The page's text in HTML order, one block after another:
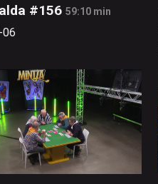
#156 59:10 min